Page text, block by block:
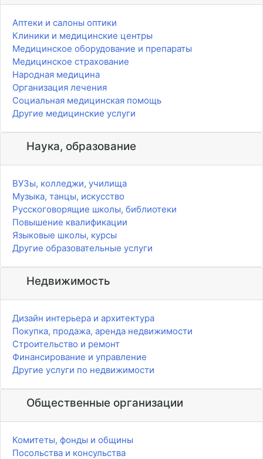
Аптеки и салоны оптики
Клиники и медицинские центры
Медицинское оборудование и препараты
Медицинское страхование
Народная медицина
Организация лечения
Социальная медицинская помощь
Другие медицинские услуги
Наука, образование
ВУЗы, колледжи, училища
Музыка, танцы, искусство
Русскоговорящие школы, библиотеки
Повышение квалификации
Языковые школы, курсы
Другие образовательные услуги
Недвижимость
Дизайн интерьера и архитектура
Покупка, продажа, аренда недвижимости
Строительство и ремонт
Финансирование и управление
Другие услуги по недвижимости
Общественные организации
Комитеты, фонды и общины
Посольства и консульства